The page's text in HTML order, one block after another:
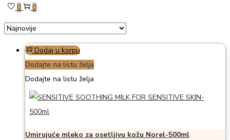
0 0
Prikazano the single proizvod
Dodaj u korpu
Dodajte na listu želja
Dodajte na listu želja
Umirujuće mleko za osetljivu kožu Norel-500ml